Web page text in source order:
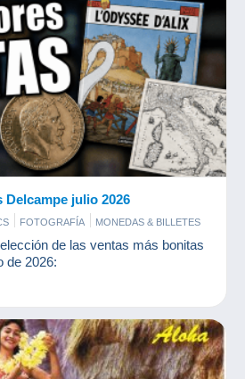
Delcampe julio 2026
FOTOGRAFÍA
MONEDAS & BILLETES
de las ventas más bonitas
de 2026: